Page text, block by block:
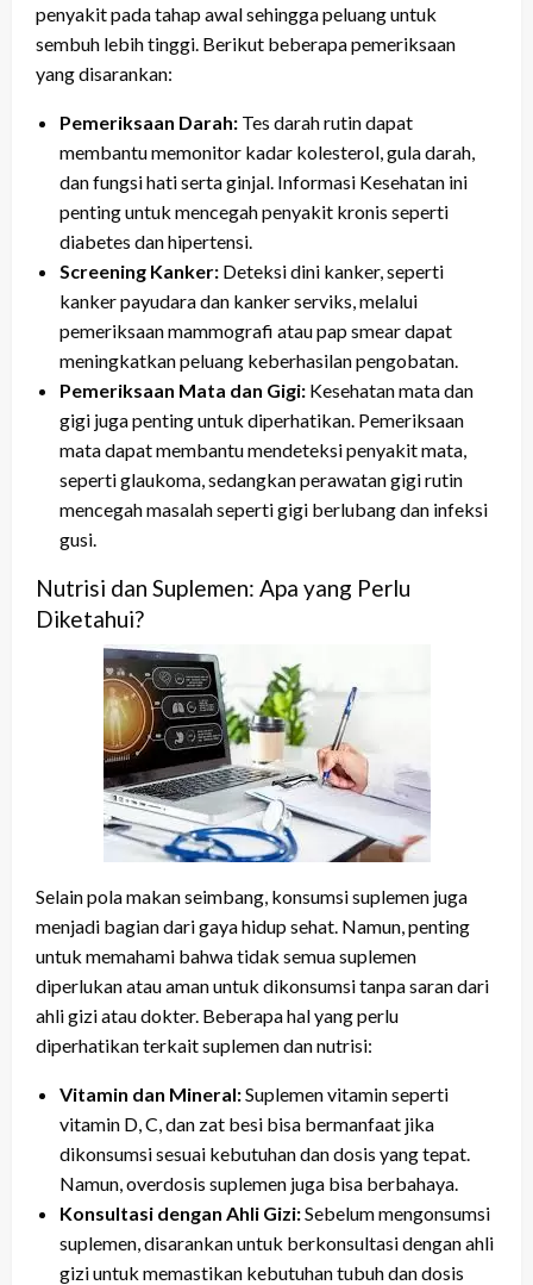
penyakit pada tahap awal sehingga peluang untuk
sembuh lebih tinggi. Berikut beberapa pemeriksaan
yang disarankan:
Pemeriksaan Darah: Tes darah rutin dapat
membantu memonitor kadar kolesterol, gula darah,
dan fungsi hati serta ginjal. Informasi Kesehatan ini
penting untuk mencegah penyakit kronis seperti
diabetes dan hipertensi.
Screening Kanker: Deteksi dini kanker, seperti
kanker payudara dan kanker serviks, melalui
pemeriksaan mammografi atau pap smear dapat
meningkatkan peluang keberhasilan pengobatan.
Pemeriksaan Mata dan Gigi: Kesehatan mata dan
gigi juga penting untuk diperhatikan. Pemeriksaan
mata dapat membantu mendeteksi penyakit mata,
seperti glaukoma, sedangkan perawatan gigi rutin
mencegah masalah seperti gigi berlubang dan infeksi
gusi.
Nutrisi dan Suplemen: Apa yang Perlu
Diketahui?
Selain pola makan seimbang, konsumsi suplemen juga
menjadi bagian dari gaya hidup sehat. Namun, penting
untuk memahami bahwa tidak semua suplemen
diperlukan atau aman untuk dikonsumsi tanpa saran dari
ahli gizi atau dokter. Beberapa hal yang perlu
diperhatikan terkait suplemen dan nutrisi:
Vitamin dan Mineral:Suplemen vitamin seperti
vitamin D, C, dan zat besi bisa bermanfaat jika
dikonsumsi sesuai kebutuhan dan dosis yang tepat.
Namun, overdosis suplemen juga bisa berbahaya.
Konsultasi dengan Ahli Gizi:Sebelum mengonsumsi
suplemen, disarankan untuk berkonsultasi dengan ahli
gizi untuk memastikan kebutuhan tubuh dan dosis